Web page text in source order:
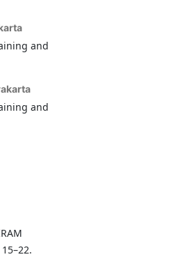
and
and